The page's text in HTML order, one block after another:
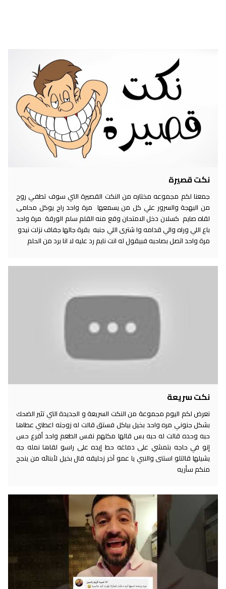
نكت قصيرة
جمعنا لكم مجموعه مختاره من النكت القصيرة التي سوف تطفي روح
من البهجة والسرور علي كل من يسمعها مرة واحد راح يوكل محامى
لقاه صايم كسلان دخل الامتحان وقع منه القلم سلم الورقة مرة واحد
باع اللي وراه والي قدامه وا شترى اللي جنبه بقرة جالها جفاف نزلت نيدو
مرة واحد اتصل بصاحبه فبيقول له انت نايم رد عليه لا انا برد من الحلم
نكت سريعة
نعرض لكم اليوم مجموعة من النكت السريعة و الجديدة التي تثير الضحك
بشكل جنوني مره واحد بخيل بياكل فستق قالت له زوجته اعطني عطاها
حبه وحده قالت له حبه بس قالها مكلهم نفس الطعم واحد أقرع حس
إنو في حاجه بتمشي على دماغه حط إيده على راسو لقاها نمله جه
يشيلها قالتلو استنى والنبي يا عمو آخر زحليقه قال بخيل لأبنائه من ينجح
منكم سأريه